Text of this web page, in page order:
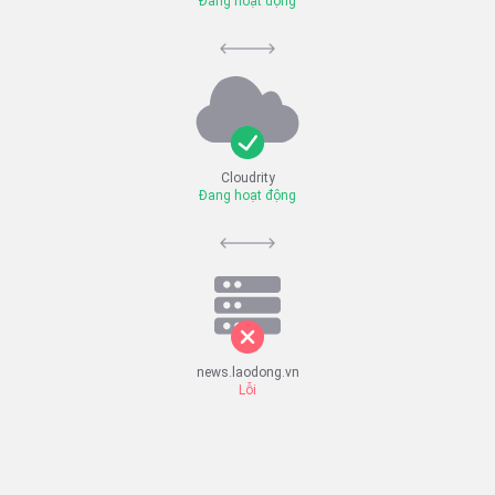
Cloudrity
Đang hoạt động
news.laodong.vn
Lỗi